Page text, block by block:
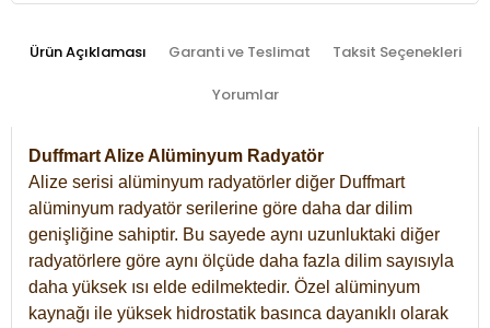
Ürün Açıklaması Garanti ve Teslimat Taksit Seçenekleri
Yorumlar
Duffmart Alize Alüminyum Radyatör
Alize serisi alüminyum radyatörler diğer Duffmart
alüminyum radyatör serilerine göre daha dar dilim
genişliğine sahiptir. Bu sayede aynı uzunluktaki diğer
radyatörlere göre aynı ölçüde daha fazla dilim sayısıyla
daha yüksek ısı elde edilmektedir. Özel alüminyum
kaynağı ile yüksek hidrostatik basınca dayanıklı olarak